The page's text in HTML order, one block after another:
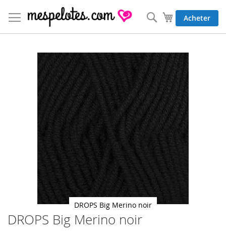
au
contenu
Mon panier
Acheter
Rechercher
DROPS Big Merino noir
DROPS Big Merino noir
Skip
to